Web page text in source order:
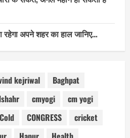
अपने शहर का हाल जानिए…
kejriwal
Baghpat
cmyogi
cm yogi
Cold CONGRESS
cricket